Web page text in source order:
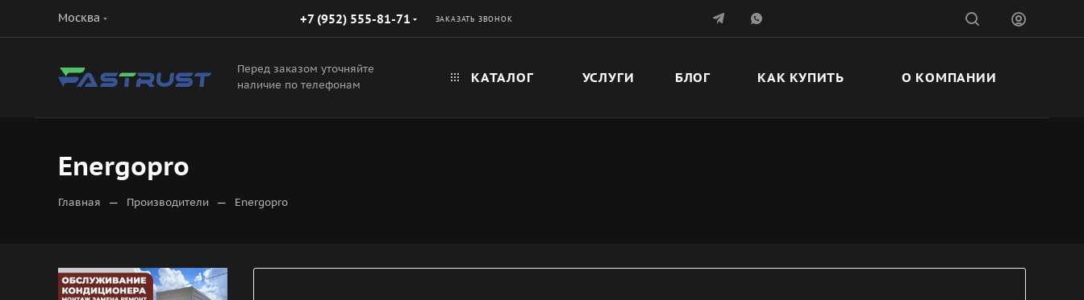
Москва +7 (952) 555-81-71 ЗАКАЗАТЬ ЗВОНОК
Перед заказом уточняйте
наличие по телефонам
КАТАЛОГ УСЛУГИ БЛОГ КАК КУПИТЬ О КОМПАНИИ
Energopro
Главная — Производители — Energopro